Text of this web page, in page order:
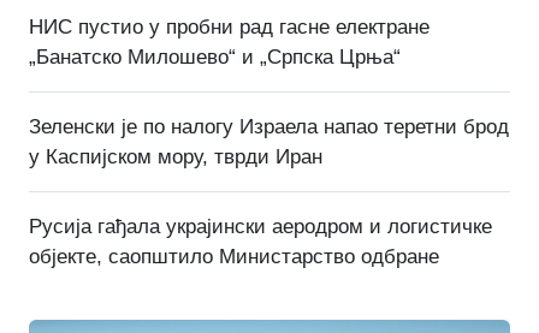
НИС пустио у пробни рад гасне електране
„Банатско Милошево“ и „Српска Црња“
Зеленски је по налогу Израела напао теретни брод
у Каспијском мору, тврди Иран
Русија гађала украјински аеродром и логистичке
објекте, саопштило Министарство одбране